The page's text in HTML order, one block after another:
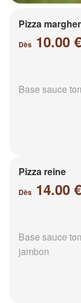
Pizza
Dès 10.00 €
Base sauce
Pizza reine
Dès 14.00 €
Base sauce
jambon